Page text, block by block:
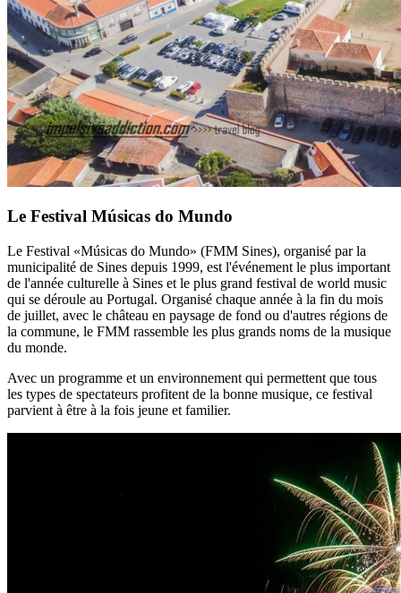
Le Festival Músicas do Mundo
Le Festival «Músicas do Mundo» (FMM Sines), organisé par la
municipalité de Sines depuis 1999, est l'événement le plus important
de l'année culturelle à Sines et le plus grand festival de world music
qui se déroule au Portugal. Organisé chaque année à la fin du mois
de juillet, avec le château en paysage de fond ou d'autres régions de
la commune, le FMM rassemble les plus grands noms de la musique
du monde.
Avec un programme et un environnement qui permettent que tous
les types de spectateurs profitent de la bonne musique, ce festival
parvient à être à la fois jeune et familier.